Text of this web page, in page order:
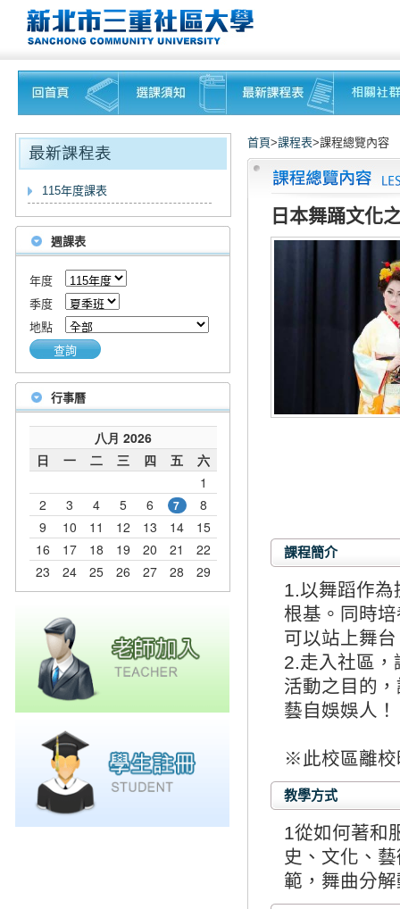
115年度課表
週課表
年度
季度
地點
查詢
行事曆
首頁>課程表>課程總覽內容
日本舞踊文化
課程簡介
1.以舞蹈作
根基。同時
可以站上舞
2.走入社區
活動之目的
藝自娛娛人！
※此校區離
教學方式
1從如何著和
史、文化、
範，舞曲分